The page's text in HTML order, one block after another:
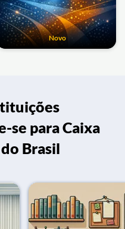
Novo
se para Caixa
Brasil